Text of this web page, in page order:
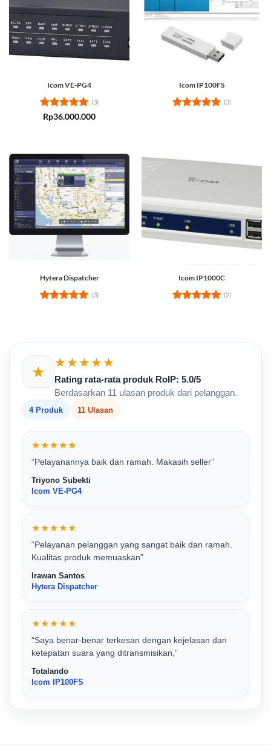
Icom VE-PG4
Rated5
(3)
Rp36.000.000
Icom IP100FS
(3)
Hytera Dispatcher
(3)
Icom IP1000C
(2)
★
★★★★★
Rating rata-rata produk RoIP: 5.0/5
Berdasarkan 11 ulasan produk dari pelanggan.
4 Produk 11 Ulasan
★★★★★
“Pelayanannya baik dan ramah. Makasih seller”
Triyono Subekti
Icom VE-PG4
★★★★★
“Pelayanan pelanggan yang sangat baik dan ramah.
Kualitas produk memuaskan”
Irawan Santos
Hytera Dispatcher
★★★★★
“Saya benar-benar terkesan dengan kejelasan dan
ketepatan suara yang ditransmisikan,”
Totalando
Icom IP100FS